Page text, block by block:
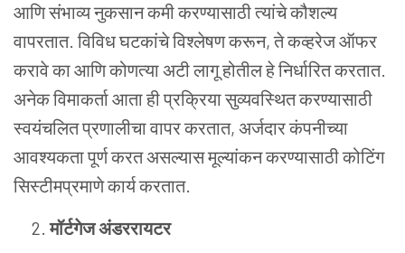
आणिसंभाव्यनुकसानकमीकरण्यासाठीत्यांचेकौशल्य
वापरतात.विविधघटकांचेविश्लेषणकरून,तेकव्हरेजऑफर
करावेकाआणिकोणत्याअटीलागूहोतीलहेनिर्धारितकरतात.
अनेकविमाकर्ताआताहीप्रक्रियासुव्यवस्थितकरण्यासाठी
स्वयंचलितप्रणालीचावापरकरतात, अर्जदारकंपनीच्या
आवश्यकतापूर्णकरतअसल्यासमूल्यांकनकरण्यासाठीकोटिंग
सिस्टीमप्रमाणेकार्यकरतात.
मॉर्टगेजअंडररायटर